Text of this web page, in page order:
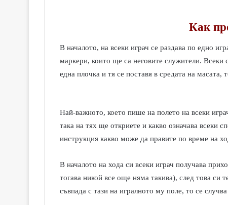
Как
В началото, на всеки играч се раздава по едно
маркери, които ще са неговите служители.
една плочка и тя се поставя в средата на масата,
Най-важното, което пише на полето на всеки
така на тях ще откриете и какво означава всеки
инструкция какво може да правите по време на
В началото на хода си всеки играч получава
тогава никой все още няма такива), след това си
съвпада с тази на игралното му поле, то се